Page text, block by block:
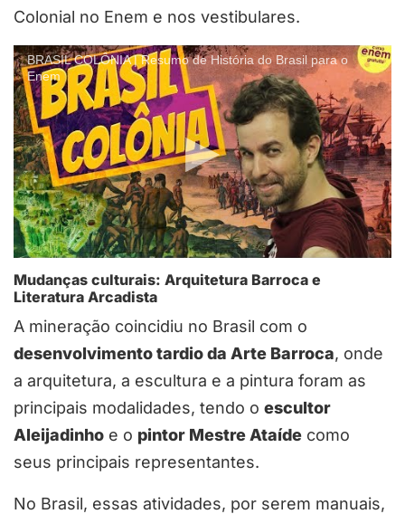
Colonial no Enem e nos vestibulares.
BRASIL COLÔNIA | Resumo de História do Brasil para o
Enem
Mudanças culturais: Arquitetura Barroca e
Literatura Arcadista
A mineração coincidiu no Brasil com o
desenvolvimento tardio da Arte Barroca, onde
a arquitetura, a escultura e a pintura foram as
principais modalidades, tendo o escultor
Aleijadinho e o pintor Mestre Ataíde como
seus principais representantes.
No Brasil, essas atividades, por serem manuais,